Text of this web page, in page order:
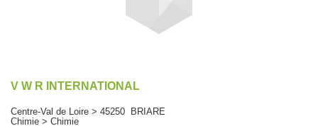
V W R INTERNATIONAL
Centre-Val de Loire > 45250 BRIARE
Chimie > Chimie